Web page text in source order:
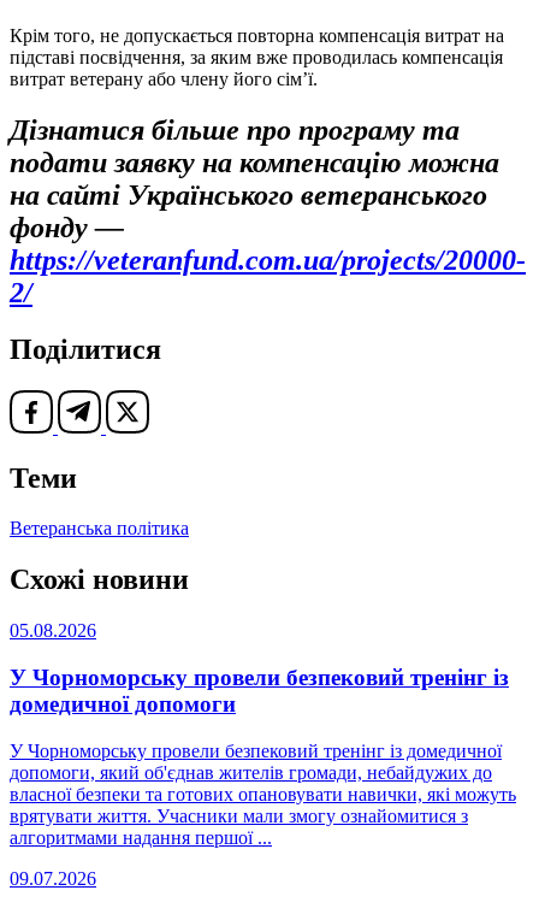
Крім того, не допускається повторна компенсація витрат на
підставі посвідчення, за яким вже проводилась компенсація
витрат ветерану або члену його сім’ї.
Дізнатися більше про програму та
подати заявку на компенсацію можна
на сайті Українського ветеранського
фонду —
https://veteranfund.com.ua/projects/20000-
2/
Поділитися
Теми
Ветеранська політика
Схожі новини
05.08.2026
У Чорноморську провели безпековий тренінг із
домедичної допомоги
У Чорноморську провели безпековий тренінг із домедичної
допомоги, який об'єднав жителів громади, небайдужих до
власної безпеки та готових опановувати навички, які можуть
врятувати життя. Учасники мали змогу ознайомитися з
алгоритмами надання першої ...
09.07.2026